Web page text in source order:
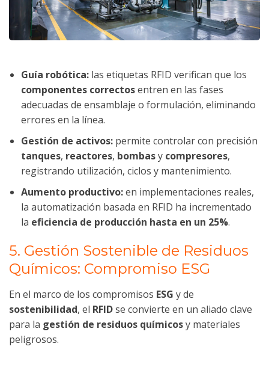
Guía robótica: las etiquetas RFID verifican que los
componentes correctosentren en las fases
adecuadas de ensamblaje o formulación, eliminando
errores en la línea.
Gestión de activos: permite controlar con precisión
tanques, reactores, bombasy compresores,
registrando utilización, ciclos y mantenimiento.
Aumento productivo:en implementaciones reales,
la automatización basada en RFID ha incrementado
la eficiencia de producción hasta en un 25%.
5. Gestión Sostenible de Residuos
Químicos: Compromiso ESG
En el marco de los compromisos ESG y de
sostenibilidad, el RFIDse convierte en un aliado clave
para la gestión de residuos químicosy materiales
peligrosos.